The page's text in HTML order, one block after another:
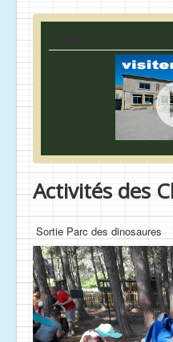
Activités des
Sortie Parc des dinosaures